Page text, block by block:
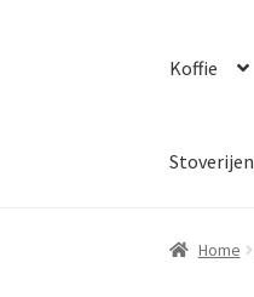
Koffie
Stoverijen
Home